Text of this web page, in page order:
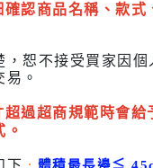
確認商品名稱、款式
，恕不接受買家因個
。
超過超商規範時會給
下 : 體積最長邊≦